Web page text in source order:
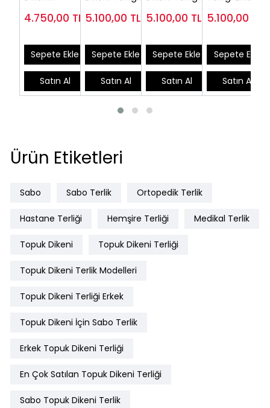
Sabo Terlik
EPT777B
4.750,00 TL
Sepete Ekle
Satın Al
EPT12F
5.100,00 TL
Sepete Ekle
Satın Al
(Silikon
5.100,00 TL
Sepete Ekle
Satın Al
5.100,00
Sepete Ekle
Satın Al
Ürün Etiketleri
Sabo Sabo Terlik Ortopedik Terlik
Hastane Terliği Hemşire Terliği Medikal Terlik
Topuk Dikeni Topuk Dikeni Terliği
Topuk Dikeni Terlik Modelleri
Topuk Dikeni Terliği Erkek
Topuk Dikeni İçin Sabo Terlik
Erkek Topuk Dikeni Terliği
En Çok Satılan Topuk Dikeni Terliği
Sabo Topuk Dikeni Terlik